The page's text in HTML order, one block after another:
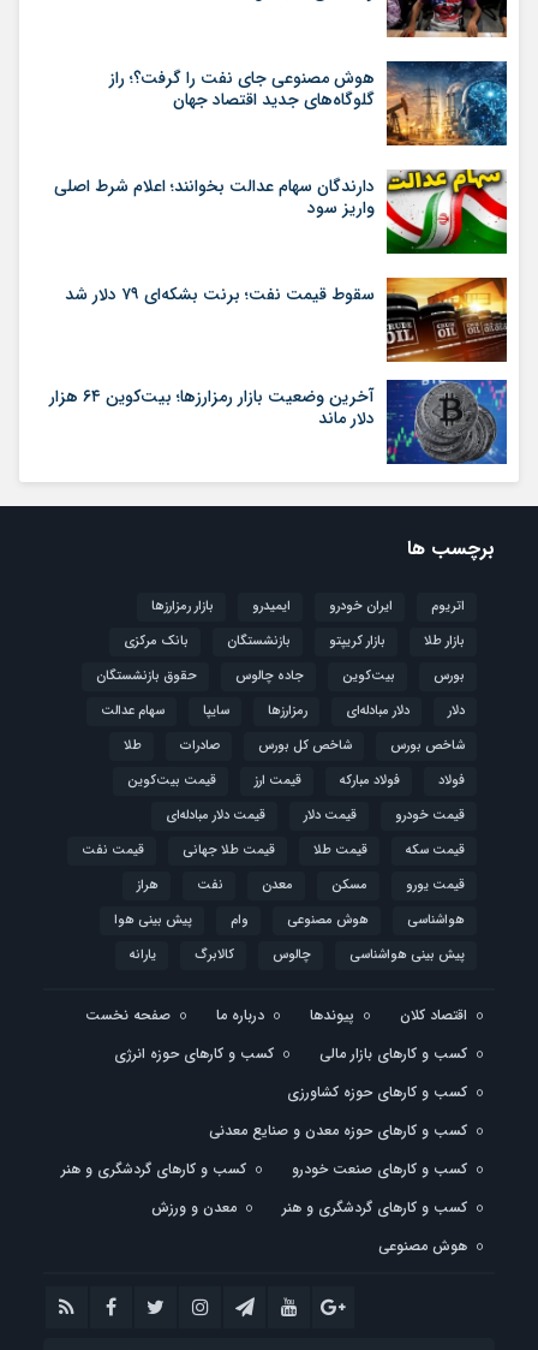
هوش مصنوعی جای نفت را گرفت؟؛ راز
گلوگاه‌های جدید اقتصاد جهان
دارندگان سهام عدالت بخوانند؛ اعلام شرط اصلی
واریز سود
سقوط قیمت نفت؛ برنت بشکه‌ای ۷۹ دلار شد
آخرین وضعیت بازار رمزارزها؛ بیت‌کوین ۶۴ هزار
دلار ماند
برچسب ها
اتریوم ایران خودرو ایمیدرو
بازار رمزارزها
بازار طلا
بازار کریپتو بازنشستگان
بانک مرکزی
بورس
بیت‌کوین جاده چالوس
حقوق بازنشستگان
دلار
دلار مبادله‌ای رمزارزها سایپا
سهام عدالت
شاخص بورس
شاخص کل بورس صادرات
طلا
فولاد
فولاد مبارکه قیمت ارز
قیمت بیت‌کوین
قیمت خودرو
قیمت دلار
قیمت دلار مبادله‌ای
قیمت سکه
قیمت طلا قیمت طلا جهانی
قیمت نفت
قیمت یورو
مسکن معدن نفت
هراز
هواشناسی
هوش مصنوعی وام
پیش بینی هوا
پیش بینی هواشناسی
چالوس کالابرگ یارانه
اقتصاد کلان پیوندها درباره ما
صفحه نخست
کسب و کارهای بازار مالی
کسب و کارهای حوزه انرژی
کسب و کارهای حوزه کشاورزی
کسب و کارهای حوزه معدن و صنایع معدنی
کسب و کارهای صنعت خودرو
کسب و کارهای گردشگری و هنر
کسب و کارهای گردشگری و هنر
معدن و ورزش
هوش مصنوعی